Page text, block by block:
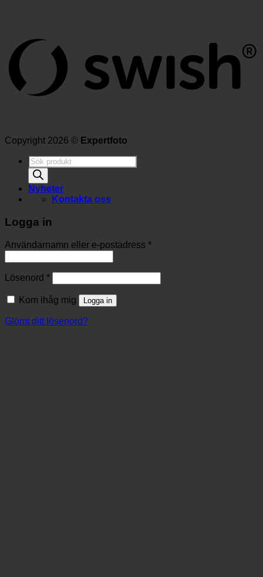
Copyright 2026 © Expertfoto
Produktsökning
Nyheter
Kontakta oss
Logga in
Användarnamn eller e-postadress *
Lösenord *
Kom ihåg mig Logga in
Glömt ditt lösenord?